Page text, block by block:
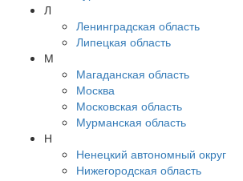
Л
Ленинградская область
Липецкая область
М
Магаданская область
Москва
Московская область
Мурманская область
Н
Ненецкий автономный округ
Нижегородская область